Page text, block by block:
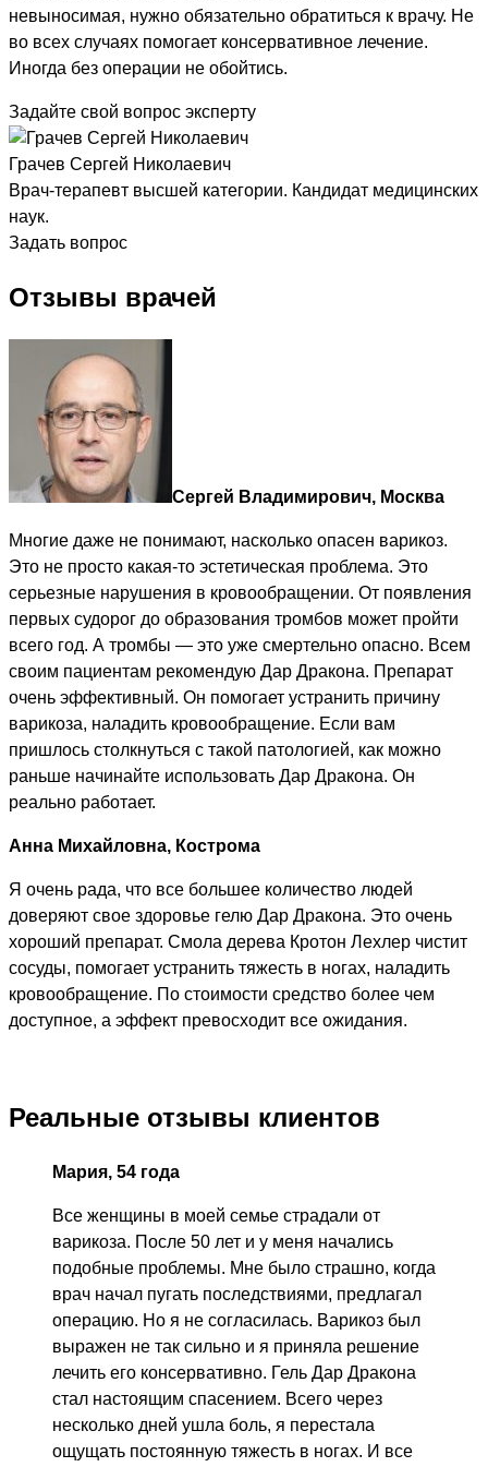
невыносимая, нужно обязательно обратиться к врачу. Не
во всех случаях помогает консервативное лечение.
Иногда без операции не обойтись.
Задайте свой вопрос эксперту
Грачев Сергей Николаевич
Врач-терапевт высшей категории. Кандидат медицинских
наук.
Задать вопрос
Отзывы врачей
Сергей Владимирович, Москва
Многие даже не понимают, насколько опасен варикоз.
Это не просто какая-то эстетическая проблема. Это
серьезные нарушения в кровообращении. От появления
первых судорог до образования тромбов может пройти
всего год. А тромбы — это уже смертельно опасно. Всем
своим пациентам рекомендую Дар Дракона. Препарат
очень эффективный. Он помогает устранить причину
варикоза, наладить кровообращение. Если вам
пришлось столкнуться с такой патологией, как можно
раньше начинайте использовать Дар Дракона. Он
реально работает.
Анна Михайловна, Кострома
Я очень рада, что все большее количество людей
доверяют свое здоровье гелю Дар Дракона. Это очень
хороший препарат. Смола дерева Кротон Лехлер чистит
сосуды, помогает устранить тяжесть в ногах, наладить
кровообращение. По стоимости средство более чем
доступное, а эффект превосходит все ожидания.
Реальные отзывы клиентов
Мария, 54 года
Все женщины в моей семье страдали от
варикоза. После 50 лет и у меня начались
подобные проблемы. Мне было страшно, когда
врач начал пугать последствиями, предлагал
операцию. Но я не согласилась. Варикоз был
выражен не так сильно и я приняла решение
лечить его консервативно. Гель Дар Дракона
стал настоящим спасением. Всего через
несколько дней ушла боль, я перестала
ощущать постоянную тяжесть в ногах. И все